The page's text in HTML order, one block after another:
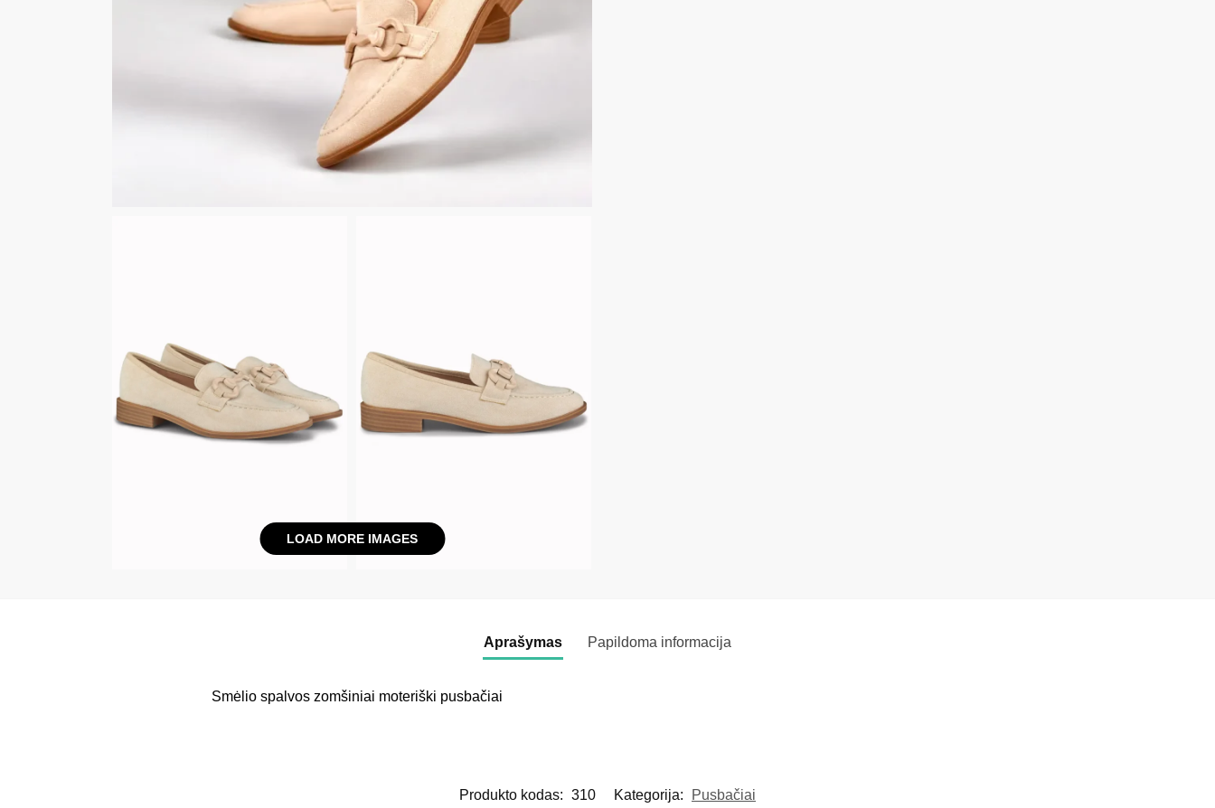
LOAD MORE IMAGES
Aprašymas Papildoma informacija
Smėlio spalvos zomšiniai moteriški pusbačiai
Produkto kodas: 310 Kategorija: Pusbačiai